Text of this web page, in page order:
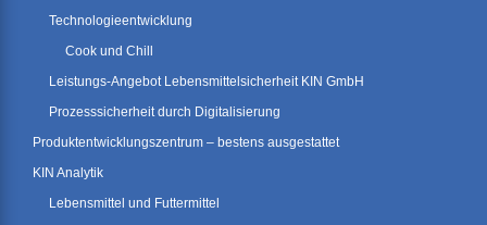
Technologieentwicklung
Cook und Chill
Leistungs-Angebot Lebensmittelsicherheit KIN GmbH
Prozesssicherheit durch Digitalisierung
Produktentwicklungszentrum – bestens ausgestattet
KIN Analytik
Lebensmittel und Futtermittel